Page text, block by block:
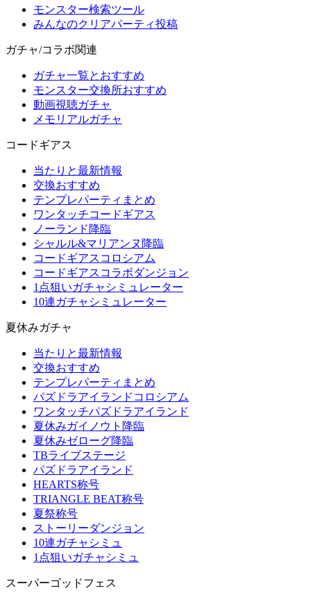
モンスター検索ツール
みんなのクリアパーティ投稿
ガチャ/コラボ関連
ガチャ一覧とおすすめ
モンスター交換所おすすめ
動画視聴ガチャ
メモリアルガチャ
コードギアス
当たりと最新情報
交換おすすめ
テンプレパーティまとめ
ワンタッチコードギアス
ノーランド降臨
シャルル&マリアンヌ降臨
コードギアスコロシアム
コードギアスコラボダンジョン
1点狙いガチャシミュレーター
10連ガチャシミュレーター
夏休みガチャ
当たりと最新情報
交換おすすめ
テンプレパーティまとめ
パズドラアイランドコロシアム
ワンタッチパズドラアイランド
夏休みガイノウト降臨
夏休みゼローグ降臨
TBライブステージ
パズドラアイランド
HEARTS称号
TRIANGLE BEAT称号
夏祭称号
ストーリーダンジョン
10連ガチャシミュ
1点狙いガチャシミュ
スーパーゴッドフェス